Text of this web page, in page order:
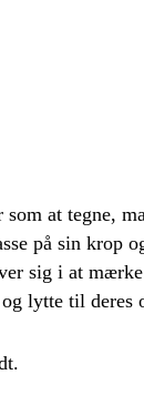
at tegne,
på sin krop
sig i at
lytte til deres